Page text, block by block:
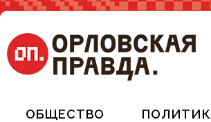
ОБЩЕСТВО